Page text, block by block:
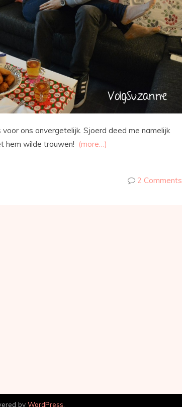
ons onvergetelijk. Sjoerd deed me namelijk
hem wilde trouwen! (more…)
2 Comments
by WordPress